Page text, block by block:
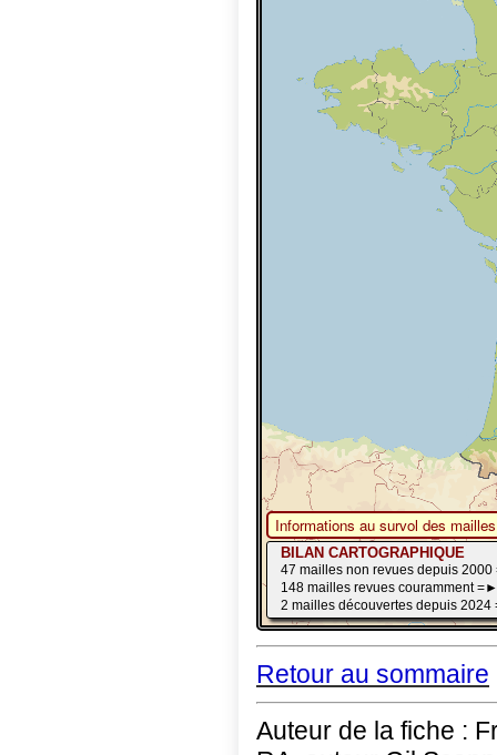
Retour au sommaire
Auteur de la fiche :